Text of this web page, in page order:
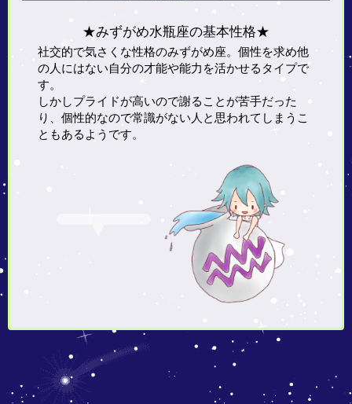
★みずがめ水瓶座の基本性格★
社交的で気さくな性格のみずがめ座。個性を求め他
の人にはない自分の才能や能力を活かせるタイプで
す。
しかしプライドが高いので謝ることが苦手だった
り、個性的なので常識がない人と思われてしまうこ
ともあるようです。